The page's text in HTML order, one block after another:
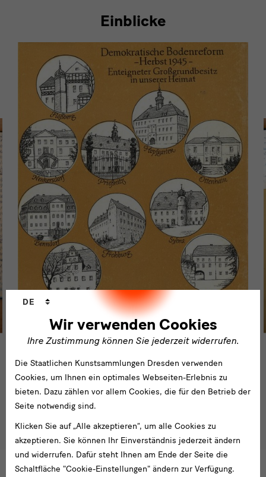
Einblicke
Kreismuseum Burg Gnandstein (Hrsg.): Burg Gnandstein. Geithain,
1986. Rückseite Buchumschlag, mittig Schloss Frohburg
Wir verwenden Cookies
Ihre Zustimmung können Sie jederzeit widerrufen.
Sprachwechsler
DE
Die Staatlichen Kunstsammlungen Dresden verwenden
Cookies, um Ihnen ein optimales Webseiten-Erlebnis zu
bieten. Dazu zählen vor allem Cookies, die für den Betrieb der
Seite notwendig sind.
Klicken Sie auf „Alle akzeptieren“, um alle Cookies zu
akzeptieren. Sie können Ihr Einverständnis jederzeit ändern
und widerrufen. Dafür steht Ihnen am Ende der Seite die
Schaltfläche "Cookie-Einstellungen" ändern zur Verfügung.